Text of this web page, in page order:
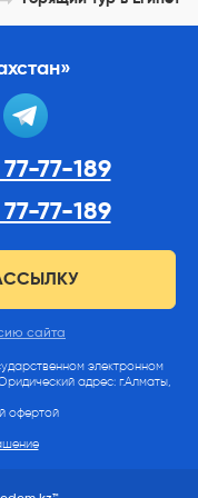
instagram
77-189
77-189
сайта
электронном
адрес: г.Алматы,
офертой